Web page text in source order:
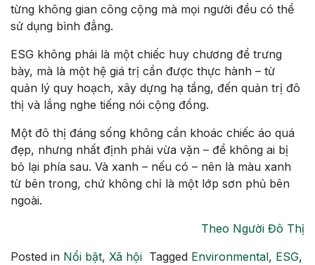
từng không gian công cộng mà mọi người đều có thể
sử dụng bình đẳng.
ESG không phải là một chiếc huy chương để trưng
bày, mà là một hệ giá trị cần được thực hành – từ
quản lý quy hoạch, xây dựng hạ tầng, đến quản trị đô
thị và lắng nghe tiếng nói cộng đồng.
Một đô thị đáng sống không cần khoác chiếc áo quá
đẹp, nhưng nhất định phải vừa vặn – để không ai bị
bỏ lại phía sau. Và xanh – nếu có – nên là màu xanh
từ bên trong, chứ không chỉ là một lớp sơn phủ bên
ngoài.
Theo Người Đô Thị
Posted in Nổi bật, Xã hội Tagged Environmental, ESG,